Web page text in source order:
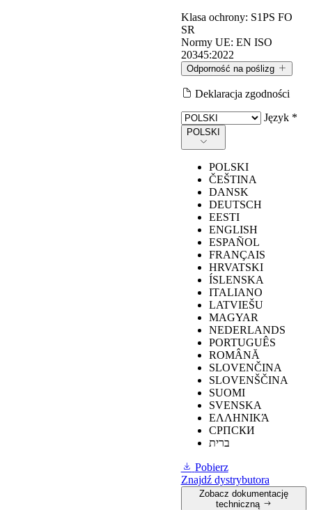
Klasa ochrony: S1PS FO
SR
Normy UE: EN ISO
20345:2022
Odporność na poślizg
20345:2022, metodą testową określoną w normie EN 13287.
U‑POWER
0,45
0,43
0,47
Deklaracja zgodności
Język *
POLSKI
POLSKI
ČEŠTINA
DANSK
DEUTSCH
EESTI
ENGLISH
ESPAÑOL
FRANÇAIS
HRVATSKI
ÍSLENSKA
ITALIANO
LATVIEŠU
MAGYAR
NEDERLANDS
PORTUGUÊS
ROMÂNĂ
SLOVENČINA
SLOVENŠČINA
SUOMI
SVENSKA
ΕΛΛΗΝΙΚΆ
СРПСКИ
ברית
Pobierz
Znajdź dystrybutora
Zobacz dokumentację
techniczną